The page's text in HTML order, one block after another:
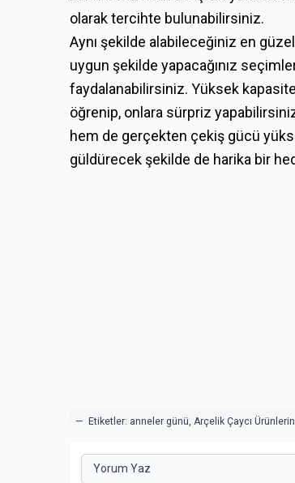
olarak tercihte bulunabilirsiniz.
Aynı şekilde alabileceğiniz en
uygun şekilde yapacağınız
faydalanabilirsiniz. Yüksek
öğrenip, onlara sürpriz
hem de gerçekten çekiş gücü
güldürecek şekilde de harika bir
— Etiketler: anneler günü Arçelik Çaycı
Yorum Yaz